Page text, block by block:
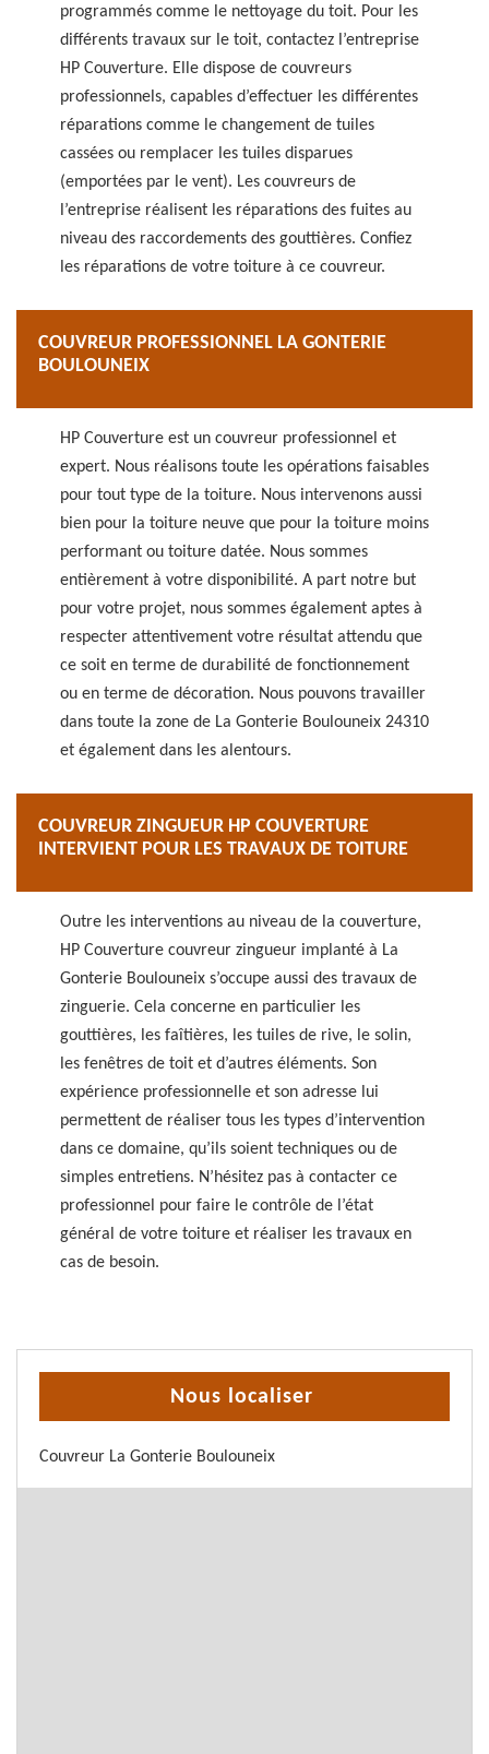
programmés comme le nettoyage du toit. Pour les
différents travaux sur le toit, contactez l’entreprise
HP Couverture. Elle dispose de couvreurs
professionnels, capables d’effectuer les différentes
réparations comme le changement de tuiles
cassées ou remplacer les tuiles disparues
(emportées par le vent). Les couvreurs de
l’entreprise réalisent les réparations des fuites au
niveau des raccordements des gouttières. Confiez
les réparations de votre toiture à ce couvreur.
COUVREUR PROFESSIONNEL LA GONTERIE
BOULOUNEIX
HP Couverture est un couvreur professionnel et
expert. Nous réalisons toute les opérations faisables
pour tout type de la toiture. Nous intervenons aussi
bien pour la toiture neuve que pour la toiture moins
performant ou toiture datée. Nous sommes
entièrement à votre disponibilité. A part notre but
pour votre projet, nous sommes également aptes à
respecter attentivement votre résultat attendu que
ce soit en terme de durabilité de fonctionnement
ou en terme de décoration. Nous pouvons travailler
dans toute la zone de La Gonterie Boulouneix 24310
et également dans les alentours.
COUVREUR ZINGUEUR HP COUVERTURE
INTERVIENT POUR LES TRAVAUX DE TOITURE
Outre les interventions au niveau de la couverture,
HP Couverture couvreur zingueur implanté à La
Gonterie Boulouneix s’occupe aussi des travaux de
zinguerie. Cela concerne en particulier les
gouttières, les faîtières, les tuiles de rive, le solin,
les fenêtres de toit et d’autres éléments. Son
expérience professionnelle et son adresse lui
permettent de réaliser tous les types d’intervention
dans ce domaine, qu’ils soient techniques ou de
simples entretiens. N’hésitez pas à contacter ce
professionnel pour faire le contrôle de l’état
général de votre toiture et réaliser les travaux en
cas de besoin.
Nous localiser
Couvreur La Gonterie Boulouneix